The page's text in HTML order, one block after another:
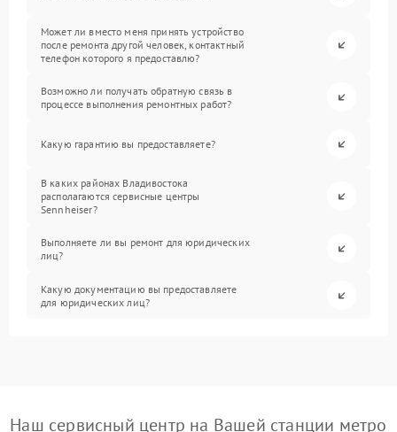
Может ли вместо меня принять устройство
после ремонта другой человек, контактный
телефон которого я предоставлю?
Возможно ли получать обратную связь в
процессе выполнения ремонтных работ?
Какую гарантию вы предоставляете?
В каких районах Владивостока
располагаются сервисные центры
Sennheiser?
Выполняете ли вы ремонт для юридических
лиц?
Какую документацию вы предоставляете
для юридических лиц?
Наш сервисный центр на Вашей станции метро